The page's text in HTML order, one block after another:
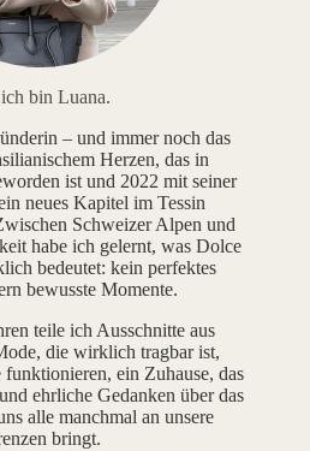
bin Luana.
– und immer noch das
Herzen, das in
ist und 2022 mit seiner
neues Kapitel im Tessin
Schweizer Alpen und
habe ich gelernt, was Dolce
bedeutet: kein perfektes
bewusste Momente.
teile ich Ausschnitte aus
die wirklich tragbar ist,
ein Zuhause, das
ehrliche Gedanken über das
alle manchmal an unsere
bringt.